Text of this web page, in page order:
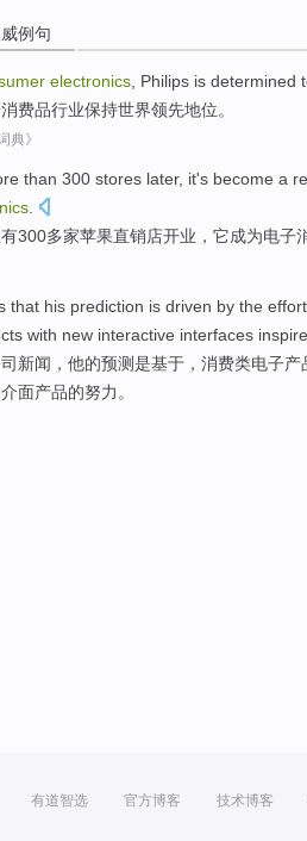
例句
electronics Philips is determined
消费品行业保持世界领先地位。
典》
than 300 stores later, it's become a
.
有300多家苹果直销店开业 ， 它成为电子
that his prediction is driven by the
with new interactive interfaces
新闻 ， 他的预测是基于， 消费类电子产
介面产品的努力 。
有道智选 官方博客 技术博客